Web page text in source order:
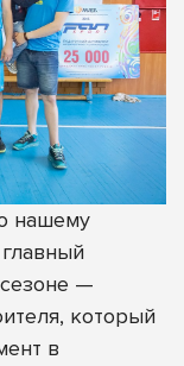
нашему
—
который
в